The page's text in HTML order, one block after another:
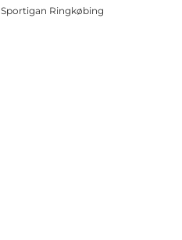
Sportigan Ringkøbing